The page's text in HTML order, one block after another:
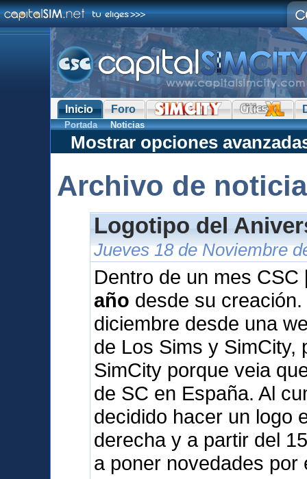
Inicio Foro
Portada Noticias
Mostrar opciones
Archivo de
Logotipo del
Jueves 18 de Noviembre
Dentro de un mes
año desde su
diciembre desde una
de Los Sims y SimCity,
SimCity porque veia
de SC en España. Al
decidido hacer un logo
derecha y a partir del
a poner novedades